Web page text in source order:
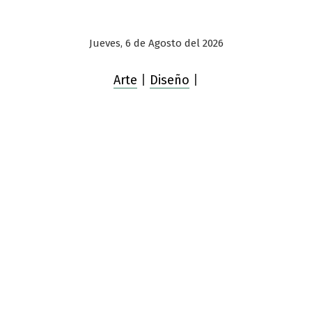
Jueves, 6 de Agosto del 2026
Arte Diseño